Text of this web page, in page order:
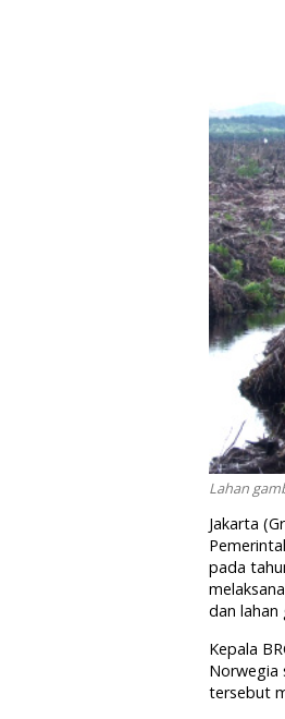
Lahan
Jakarta
pada
dan lahan
Kepala
Norwegia
tersebut